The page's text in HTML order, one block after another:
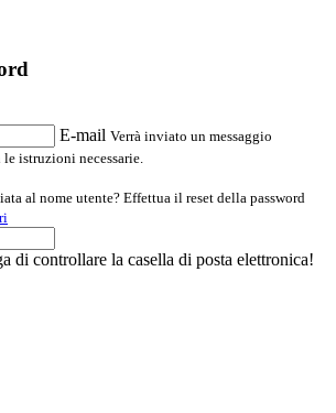
E-mail Verrà inviato un messaggio
istruzioni necessarie.
al nome utente? Effettua il reset della password
di controllare la casella di posta elettronica!